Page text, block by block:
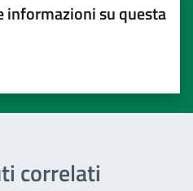
informazioni su questa
su 5
5
correlati